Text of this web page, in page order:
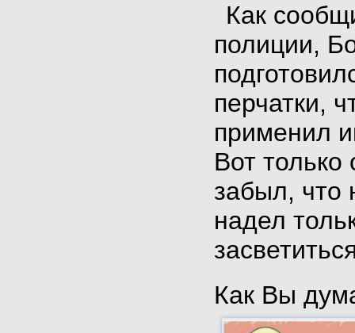
Как
полиции,
перчатки,
применил
Вот
забыл, что
надел
Как Вы